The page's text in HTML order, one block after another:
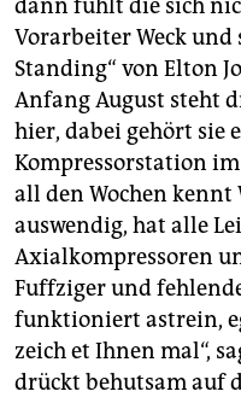
dann fühlt die sich
Vorarbeiter Weck und
Standing“ von Elton
Anfang August steht
hier, dabei gehört sie
Kompressorstation
all den Wochen kennt
auswendig, hat alle
Axialkompressoren
Fuffziger und
funktioniert astrein,
zeich et Ihnen mal“,
drückt behutsam auf